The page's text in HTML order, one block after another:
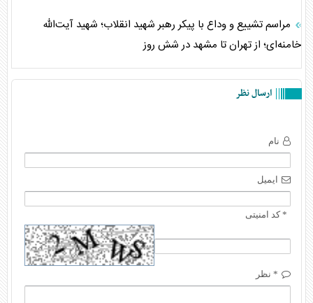
مراسم تشییع و وداع با پیکر رهبر شهید انقلاب؛ شهید آیت‌الله
خامنه‌ای؛ از تهران تا مشهد در شش روز
ارسال نظر
نام
ایمیل
* کد امنیتی
* نظر